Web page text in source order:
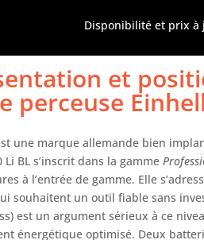
Disponibilité et prix à
et
perceuse
une marque allemande bien
Li BL s’inscrit dans la gamme
à l’entrée de gamme. Elle
souhaitent un outil fiable sans
est un argument sérieux à ce
énergétique optimisé. Deux